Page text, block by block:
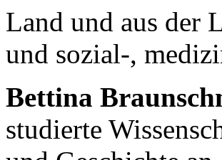
Land und aus der
und sozial-,
Bettina
studierte